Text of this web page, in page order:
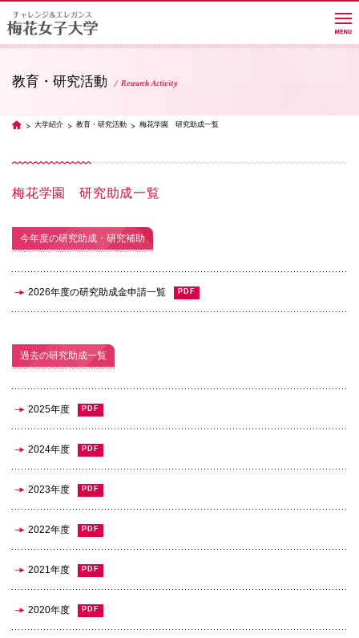
学部・学科・大学院
キャンパスライフ
国際交流
産学連携
教育・研究活動 Research Activity
TOP大学紹介 教育・研究活動 梅花学園 研究助成一覧
梅花学園 研究助成一覧
今年度の研究助成・研究補助
2026年度の研究助成金申請一覧
過去の研究助成一覧
2025年度
2024年度
2023年度
2022年度
2021年度
2020年度